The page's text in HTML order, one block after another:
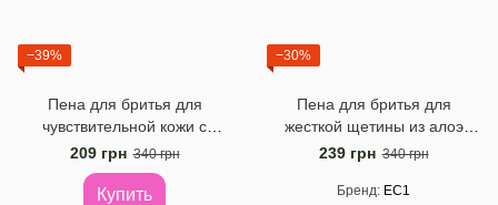
−39%
Пена для бритья для
чувствительной кожи с
глицерином EC1, 200 мл
209 грн 340 грн
Купить
−30%
Пена для бритья для
жесткой щетины из алоэ
вера EC1, 200 мл
239 грн 340 грн
Бренд EC1